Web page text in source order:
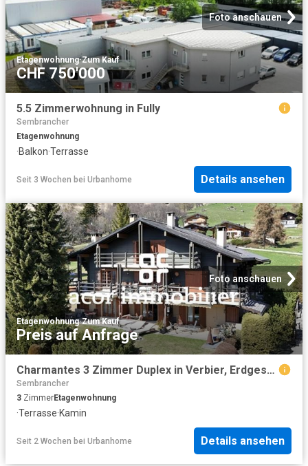
Foto anschauen
Etagenwohnung·Zum Kauf
CHF 750'000
5.5 Zimmerwohnung in Fully
Sembrancher
Etagenwohnung
·Balkon·Terrasse
Seit 3 Wochen bei Urbanhome Details ansehen
Foto anschauen
Etagenwohnung·Zum Kauf
Preis auf Anfrage
Charmantes 3 Zimmer Duplex in Verbier, Erdgeschoss, mit herrlichem Blick
Sembrancher
3 ZimmerEtagenwohnung
·Terrasse·Kamin
Seit 2 Wochen bei Urbanhome Details ansehen